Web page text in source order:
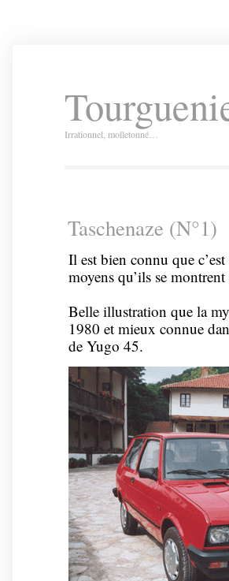
Irrationnel, molletonné…
Taschenaze (N°1)
Il est bien connu que
moyens qu’ils se
Belle illustration que la
1980 et mieux connue
de Yugo 45.